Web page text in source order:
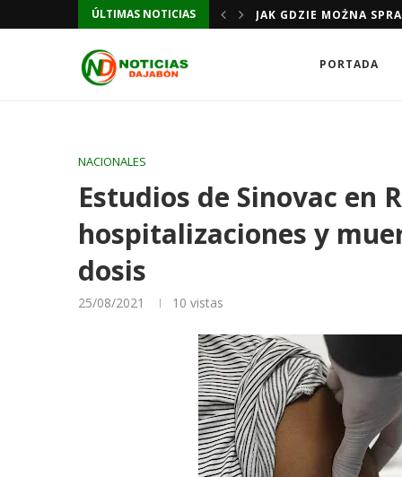
ÚLTIMAS NOTICIAS
SICUREZZA DI GIOCO JAK GDZIE MOŻNA
PORTADA
NACIONALES
Estudios de Sinovac en
hospitalizaciones y
dosis
25/08/2021 10 vistas